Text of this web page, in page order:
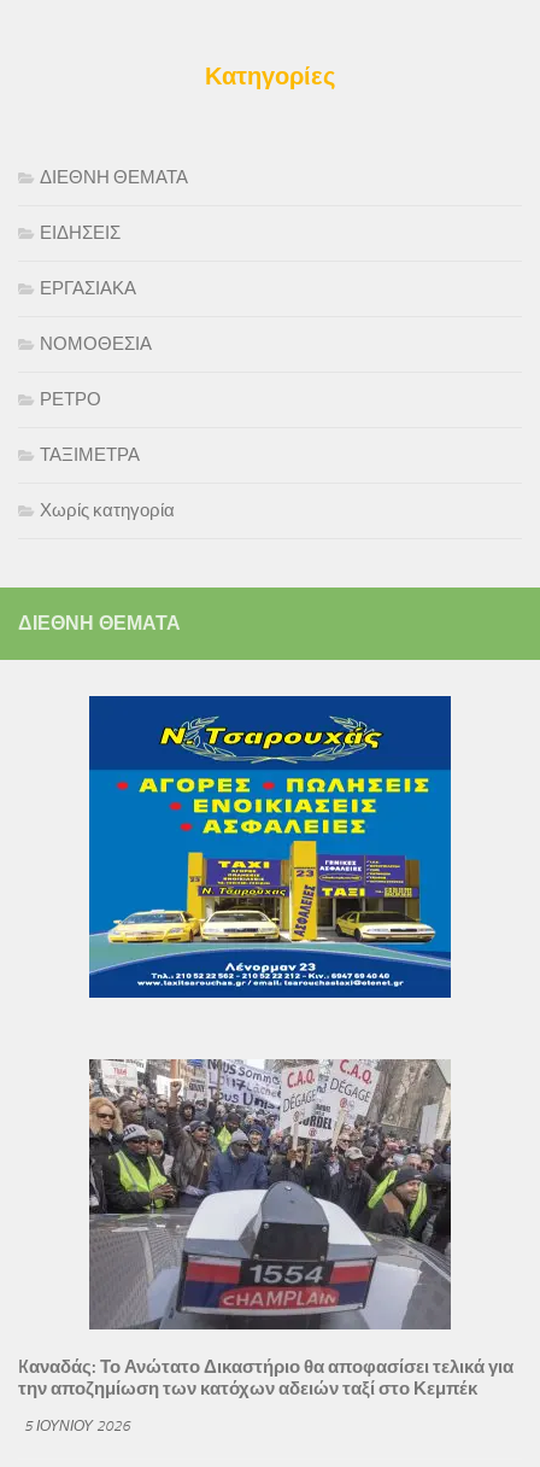
Κατηγορίες
ΔΙΕΘΝΗ ΘΕΜΑΤΑ
ΕΙΔΗΣΕΙΣ
ΕΡΓΑΣΙΑΚΑ
ΝΟΜΟΘΕΣΙΑ
ΡΕΤΡΟ
ΤΑΞΙΜΕΤΡΑ
Χωρίς κατηγορία
ΔΙΕΘΝΗ ΘΕΜΑΤΑ
Kαναδάς: Το Ανώτατο Δικαστήριο θα αποφασίσει τελικά για
την αποζημίωση των κατόχων αδειών ταξί στο Κεμπέκ
5 ΙΟΥΝΊΟΥ 2026